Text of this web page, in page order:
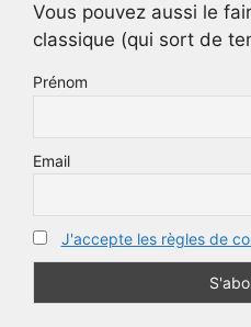
Vous pouvez aussi le
classique (qui sort de
Prénom
Email
J'accepte les règles de